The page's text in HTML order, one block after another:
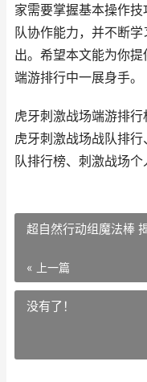
家需要掌握基本操作
队协作能力，并不断
出。希望本文能为你
端游排行中一展身手。
虎牙刺激战场端游排行
虎牙刺激战场战队排
队排行榜、刺激战场个
超自然行动组魔法棒
« 上一篇
没有了！